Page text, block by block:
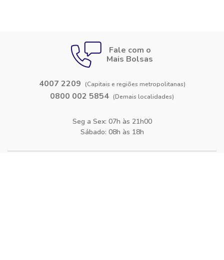
Fale com o
Mais Bolsas
4007 2209 (Capitais e regiões metropolitanas)
0800 002 5854 (Demais localidades)
Seg a Sex: 07h às 21h00
Sábado: 08h às 18h